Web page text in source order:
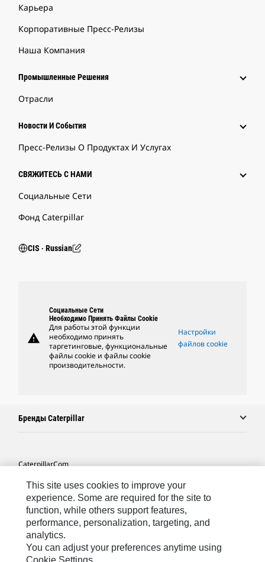
Карьера
Корпоративные Пресс-Релизы
Наша Компания
Промышленные Решения
Отрасли
Новости И События
Пресс-Релизы О Продуктах И Услугах
СВЯЖИТЕСЬ С НАМИ
Социальные Сети
Фонд Caterpillar
CIS ‧ Russian
warning
Социальные Сети
Необходимо Принять Файлы Cookie
Для работы этой функции
необходимо принять
таргетинговые, функциональные
файлы cookie и файлы cookie
производительности.
Настройки
файлов cookie
Бренды Caterpillar
Caterpillar.com
Связаться С Caterpillar
Карта Сайта
Cookie Settings
Юридическая Информация
This site uses cookies to improve your
experience. Some are required for the site to
function, while others support features,
performance, personalization, targeting, and
analytics.
You can adjust your preferences anytime using
Cookie Settings.